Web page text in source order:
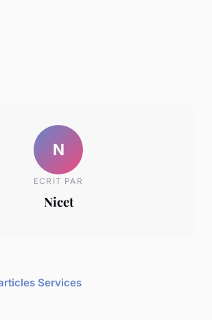
N
ECRIT PAR
Nicet
Services